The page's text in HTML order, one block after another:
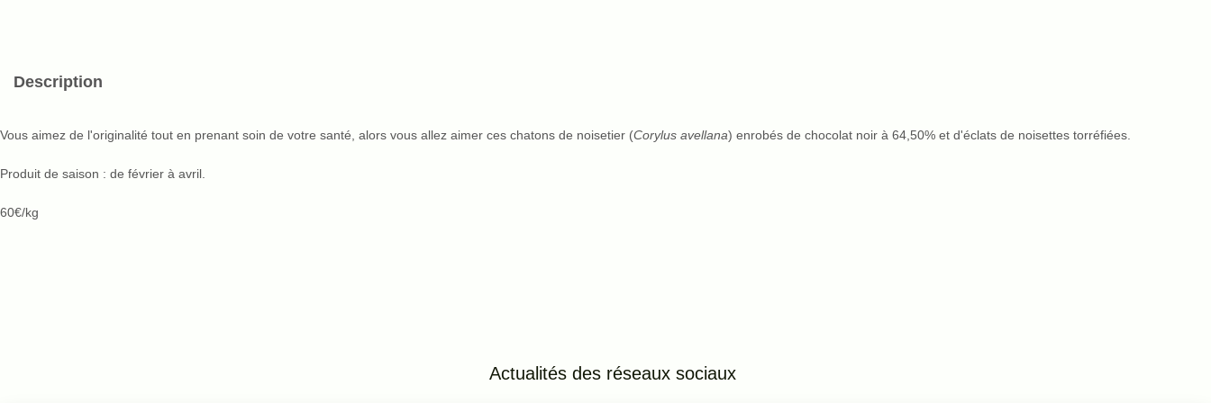
Description
Vous aimez de l'originalité tout en prenant soin de votre santé, alors vous allez aimer ces chatons de noisetier (Corylus avellana) enrobés de chocolat noir à 64,50% et d'éclats de noisettes torréfiées.
Produit de saison : de février à avril.
60€/kg
Actualités des réseaux sociaux